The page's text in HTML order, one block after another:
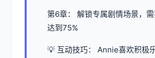
第6章： 解锁专属剧情场景，
达到75%
💡 互动技巧： Annie喜欢积极